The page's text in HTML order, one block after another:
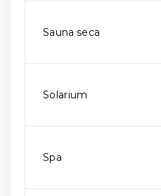
Sauna seca
Solarium
Spa